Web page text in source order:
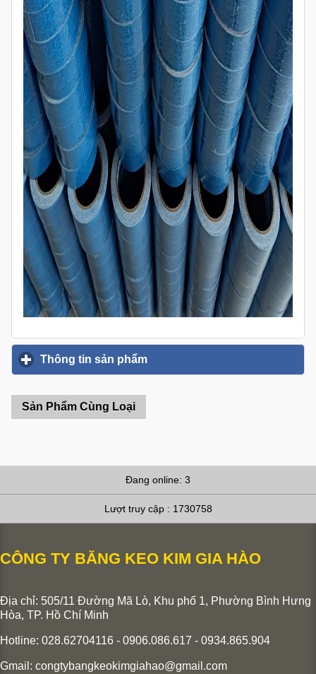
Thông tin sản phẩm
Sản Phẩm Cùng Loại
Đang online: 3
Lượt truy cập : 1730758
CÔNG TY BĂNG KEO KIM GIA HÀO
Địa chỉ: 505/11 Đường Mã Lò, Khu phố 1, Phường Bình Hưng
Hòa, TP. Hồ Chí Minh
Hotline: 028.62704116 - 0906.086.617 - 0934.865.904
Gmail: congtybangkeokimgiahao@gmail.com